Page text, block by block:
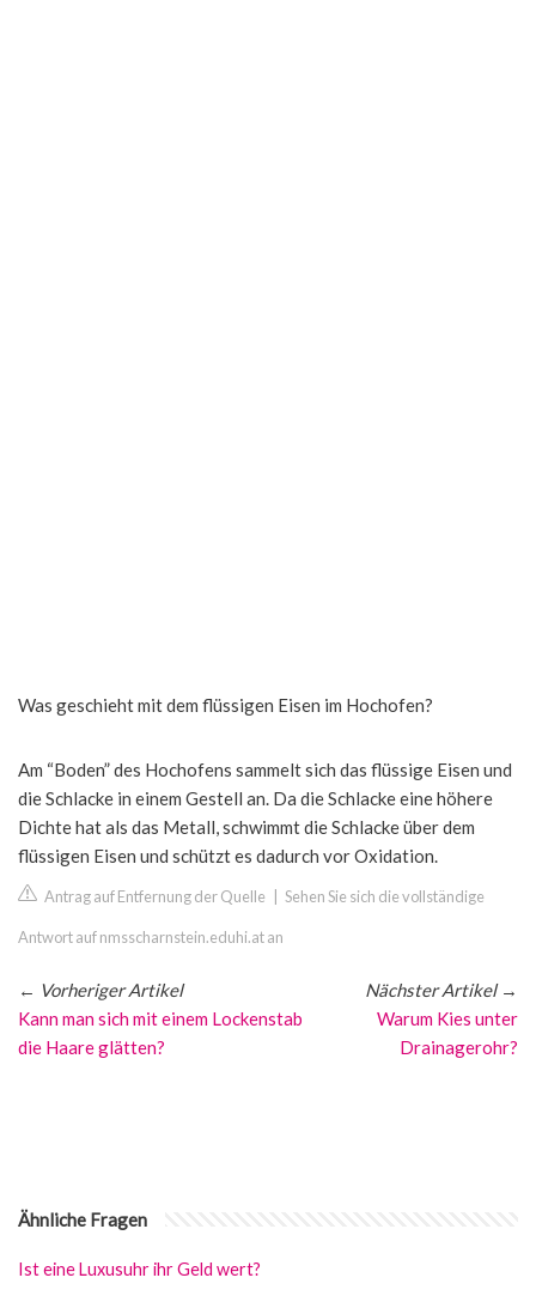
Was geschieht mit dem flüssigen Eisen im Hochofen?
Am “Boden” des Hochofens sammelt sich das flüssige Eisen und
die Schlacke in einem Gestell an. Da die Schlacke eine höhere
Dichte hat als das Metall, schwimmt die Schlacke über dem
flüssigen Eisen und schützt es dadurch vor Oxidation.
Antrag auf Entfernung der Quelle Sehen Sie sich die vollständige
Antwort auf nmsscharnstein.eduhi.at an
← Vorheriger Artikel
Kann man sich mit einem Lockenstab
die Haare glätten?
Nächster Artikel→
Warum Kies unter
Drainagerohr?
Ähnliche Fragen
Ist eine Luxusuhr ihr Geld wert?